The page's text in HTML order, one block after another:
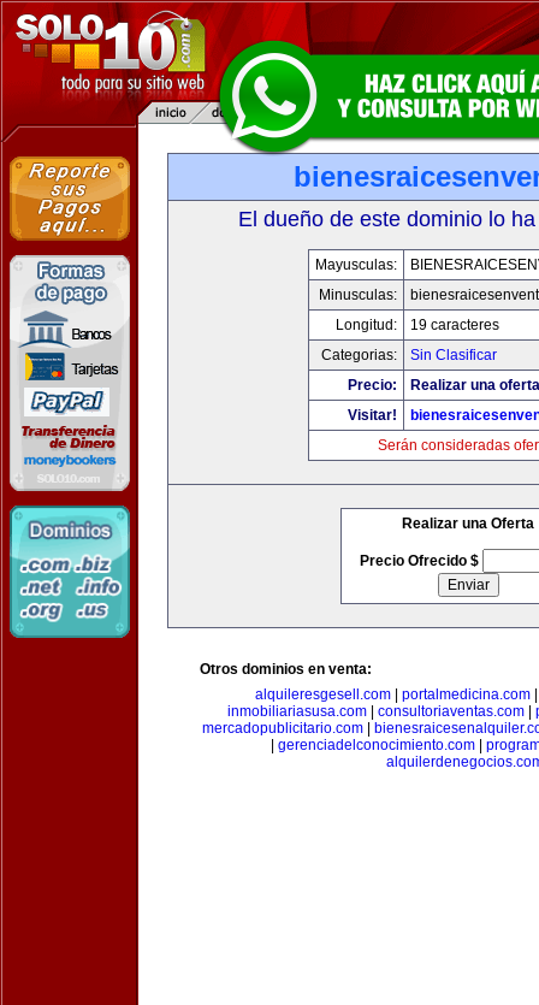
El dueño de este dominio lo
Mayusculas:
Minusculas:
Longitud:
19 caracteres
Categorias:
Sin Clasificar
Precio:
Realizar una
Visitar!
Serán consideradas
Realizar una Oferta
Precio Ofrecido $
Otros dominios en venta:
alquileresgesell.com| portalmedicina.com
inmobiliariasusa.com| consultoriaventas.com|
mercadopublicitario.com
gerenciadelconocimiento.com